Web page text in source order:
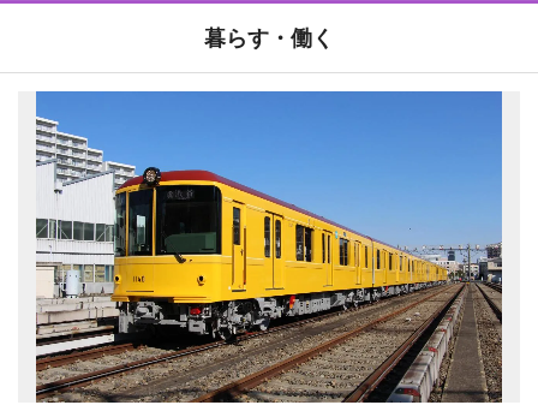
暮らす・働く